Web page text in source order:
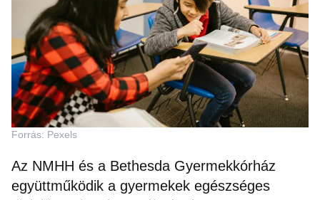
Forrás: Pexels
Az NMHH és a Bethesda Gyermekkórház
együttműködik a gyermekek egészséges